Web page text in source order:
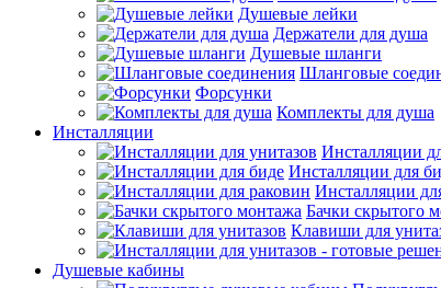
Душевые лейки
Держатели для душа
Душевые шланги
Шланговые
Форсунки
Комплекты для душа
Инсталляции
Инсталляции
Инсталляции для
Инсталляции
Бачки скрытого
Клавиши для
Душевые кабины